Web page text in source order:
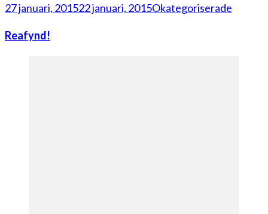
27 januari, 201522 januari, 2015Okategoriserade
Reafynd!